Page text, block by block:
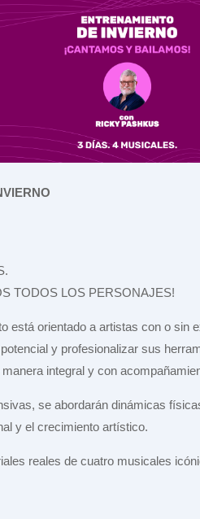
TODOS LOS PERSONAJES!
está orientado a artistas con o sin
y profesionalizar sus
integral y con
se abordarán dinámicas
y el crecimiento artístico.
reales de cuatro musicales